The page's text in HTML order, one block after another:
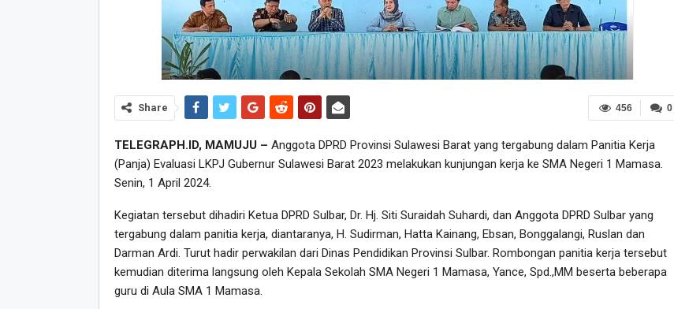
0
456
Share
TELEGRAPH.ID, MAMUJU – Anggota DPRD Provinsi Sulawesi Barat yang tergabung dalam Panitia Kerja
(Panja) Evaluasi LKPJ Gubernur Sulawesi Barat 2023 melakukan kunjungan kerja ke SMA Negeri 1 Mamasa.
Senin, 1 April 2024.
Kegiatan tersebut dihadiri Ketua DPRD Sulbar, Dr. Hj. Siti Suraidah Suhardi, dan Anggota DPRD Sulbar yang
tergabung dalam panitia kerja, diantaranya, H. Sudirman, Hatta Kainang, Ebsan, Bonggalangi, Ruslan dan
Darman Ardi. Turut hadir perwakilan dari Dinas Pendidikan Provinsi Sulbar. Rombongan panitia kerja tersebut
kemudian diterima langsung oleh Kepala Sekolah SMA Negeri 1 Mamasa, Yance, Spd.,MM beserta beberapa
guru di Aula SMA 1 Mamasa.